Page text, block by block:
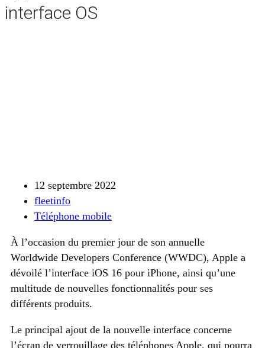
interface OS
12 septembre 2022
fleetinfo
Téléphone mobile
À l’occasion du premier jour de son annuelle
Worldwide Developers Conference (WWDC), Apple a
dévoilé l’interface iOS 16 pour iPhone, ainsi qu’une
multitude de nouvelles fonctionnalités pour ses
différents produits.
Le principal ajout de la nouvelle interface concerne
l’écran de verrouillage des téléphones Apple, qui pourra